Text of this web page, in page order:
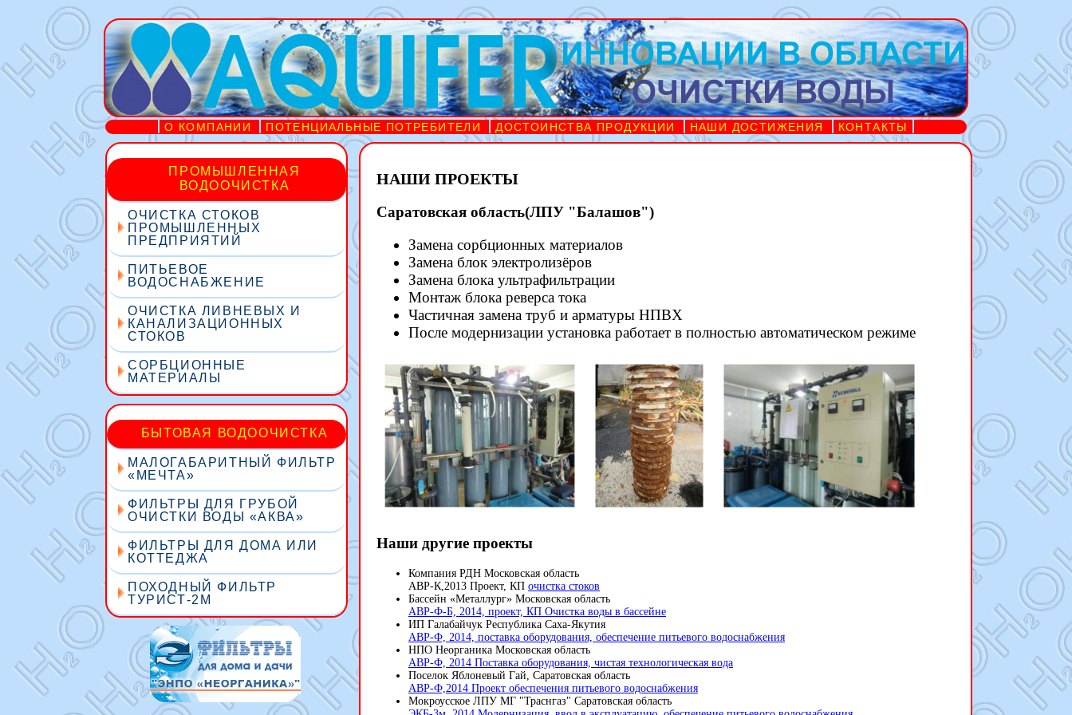
О КОМПАНИИ ПОТЕНЦИАЛЬНЫЕ ПОТРЕБИТЕЛИ ДОСТОИНСТВА ПРОДУКЦИИ НАШИ ДОСТИЖЕНИЯ КОНТАКТЫ
ПРОМЫШЛЕННАЯ
ВОДООЧИСТКА
ОЧИСТКА СТОКОВ
ПРОМЫШЛЕННЫХ
ПРЕДПРИЯТИЙ
ПИТЬЕВОЕ
ВОДОСНАБЖЕНИЕ
ОЧИСТКА ЛИВНЕВЫХ И
КАНАЛИЗАЦИОННЫХ
СТОКОВ
СОРБЦИОННЫЕ
МАТЕРИАЛЫ
БЫТОВАЯ ВОДООЧИСТКА
МАЛОГАБАРИТНЫЙ ФИЛЬТР
«МЕЧТА»
ФИЛЬТРЫ ДЛЯ ГРУБОЙ
ОЧИСТКИ ВОДЫ «АКВА»
ФИЛЬТРЫ ДЛЯ ДОМА ИЛИ
КОТТЕДЖА
ПОХОДНЫЙ ФИЛЬТР
ТУРИСТ-2М
НАШИ ПРОЕКТЫ
Саратовская область(ЛПУ "Балашов")
Замена сорбционных материалов
Замена блок электролизёров
Замена блока ультрафильтрации
Монтаж блока реверса тока
Частичная замена труб и арматуры НПВХ
После модернизации установка работает в полностью автоматическом режиме
Наши другие проекты
Компания РДН Московская область
АВР-К,2013 Проект, КП очистка стоков
Бассейн «Металлург» Московская область
АВР-Ф-Б, 2014, проект, КП Очистка воды в бассейне
ИП Галабайчук Республика Саха-Якутия
АВР-Ф, 2014, поставка оборудования, обеспечение питьевого водоснабжения
НПО Неорганика Московская область
АВР-Ф, 2014 Поставка оборудования, чистая технологическая вода
Поселок Яблоневый Гай, Саратовская область
АВР-Ф,2014 Проект обеспечения питьевого водоснабжения
Мокроусское ЛПУ МГ "Траснгаз" Саратовская область